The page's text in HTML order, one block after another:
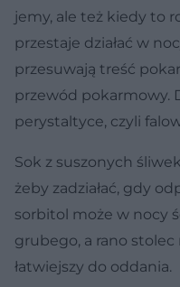
jemy, ale też kiedy to
przestaje działać w
przesuwają treść
przewód pokarmowy.
perystaltyce, czyli
Sok z suszonych
żeby zadziałać, gdy
sorbitol może w nocy
grubego, a rano
łatwiejszy do oddania.